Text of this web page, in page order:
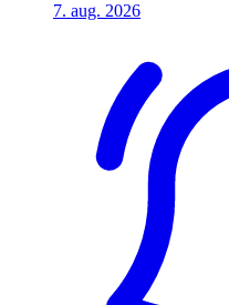
7. aug. 2026